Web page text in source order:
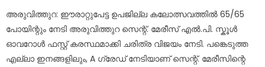
അരുവിത്തുറ: ഈരാറ്റുപേട്ട ഉപജില്ല കലോത്സവത്തിൽ 65/65
പോയിന്റും നേടി അരുവിത്തുറ സെന്റ്. മേരീസ് എൽ.പി. സ്കൂൾ
ഓവറോൾ ഫസ്റ്റ് കരസ്ഥമാക്കി ചരിത്ര വിജയം നേടി. പങ്കെടുത്ത
എല്ലാ ഇനങ്ങളിലും, A ഗ്രേഡ് നേടിയാണ് സെന്റ്. മേരീസിന്റെ